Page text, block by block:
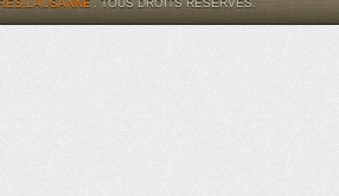
. TOUS DROITS RÉSERVÉS.